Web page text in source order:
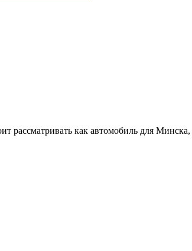
рассматривать как автомобиль для